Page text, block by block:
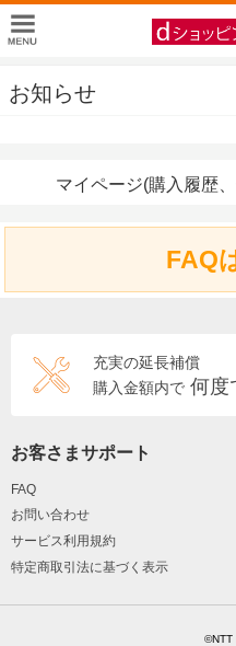
お知らせ
マイページ(購入履歴
FAQ
充実の延長補償
購入金額内で 何度
お客さまサポート
FAQ
お問い合わせ
サービス利用規約
特定商取引法に基づく表示
©NTT